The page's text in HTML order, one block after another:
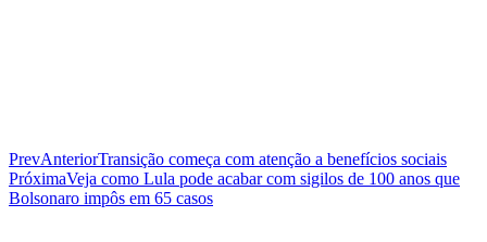
PrevAnteriorTransição começa com atenção a benefícios sociais
PróximaVeja como Lula pode acabar com sigilos de 100 anos que
Bolsonaro impôs em 65 casos